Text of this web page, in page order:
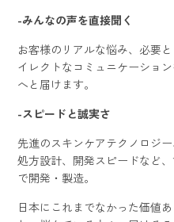
-みんなの声を直接聞く
お客様のリアルな悩み、必要
イレクトなコミュニケーショ
へと届けます。
-スピードと誠実さ
先進のスキンケアテクノロジ
処方設計、開発スピードなど
で開発・製造。
日本にこれまでなかった価値